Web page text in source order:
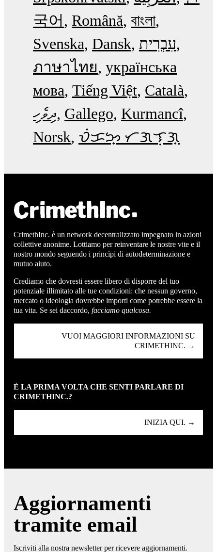
국어
Română বাংলা
Svenska Dansk עִבְרִית
ภาษาไทย українська
мова Tiếng Việt Català
ދިވެހި Gallego Kurmancî
Norsk ᜏᜒᜃᜅ᜔ ᜆᜄᜎᜓᜄ᜔
CrimethInc. è un network decentralizzato impegnato in azioni
collettive anonime. Lottiamo per reinventare le nostre vite e il
nostro mondo seguendo i princìpi di autodeterminazione e
mutuo aiuto.
Crediamo che dovresti essere libero di disporre del tuo
potenziale illimitato alle tue condizioni: che nessun governo,
mercato o ideologia dovrebbe importi come potrebbe essere la
tua vita. Se sei daccordo, facciamo qualcosa.
VUOI MAGGIORI INFORMAZIONI SU
CRIMETHINC. →
È LA PRIMA VOLTA CHE SENTI PARLARE DI
CRIMETHINC.?
INIZIA QUI. →
Aggiornamenti
tramite email
Iscriviti alla nostra newsletter per ricevere aggiornamenti.